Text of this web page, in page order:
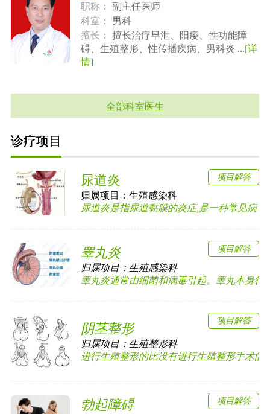
职称：
副主任医师
科室：
男科
擅长：
擅长治疗早泄、阳痿、性功能障
碍、生殖整形、性传播疾病、男科炎 ...[详
情]
全部科室医生
诊疗项目
尿道炎
归属项目：生殖感染科
尿道炎是指尿道黏膜的炎症,是一种常见病
项目解答
睾丸炎
归属项目： 生殖感染科
睾丸炎通常由细菌和病毒引起。睾丸本身很
项目解答
阴茎整形
归属项目： 生殖整形科
进行生殖整形的比没有进行生殖整形手术的
项目解答
勃起障碍 项目解答